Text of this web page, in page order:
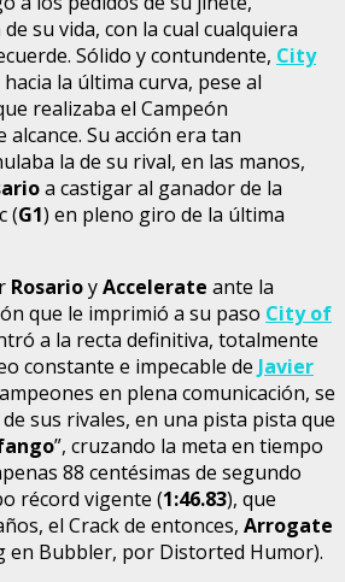
su vida, con la cual cualquiera
Sólido y contundente, City
la última curva, pese al
realizaba el Campeón
alcance. Su acción era tan
la de su rival, en las manos,
a castigar al ganador de la
(G1) en pleno giro de la última
RosarioyAccelerate ante la
que le imprimió a su paso City of
a la recta definitiva, totalmente
constante e impecable de Javier
en plena comunicación, se
sus rivales, en una pista pista que
”, cruzando la meta en tiempo
88 centésimas de segundo
récord vigente (1:46.83), que
el Crack de entonces, Arrogate
en Bubbler, por Distorted Humor).